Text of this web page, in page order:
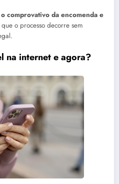
comprovativo da encomenda e
o processo decorre sem
na internet e agora?